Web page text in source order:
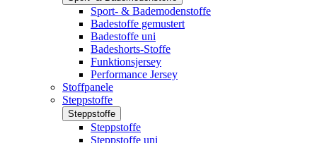
Sport- & Bademodenstoffe
Badestoffe gemustert
Badestoffe uni
Badeshorts-Stoffe
Funktionsjersey
Performance Jersey
Stoffpanele
Steppstoffe
Steppstoffe
Steppstoffe
Steppstoffe uni